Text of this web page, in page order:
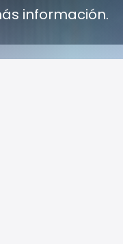
información.